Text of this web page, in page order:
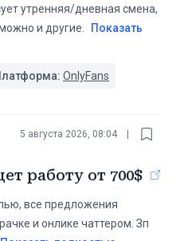
утренняя/дневная смена,
и другие.
Показать
OnlyFans
5 августа 2026, 08:04
работу от 700$
все предложения
и онлике чаттером. Зп